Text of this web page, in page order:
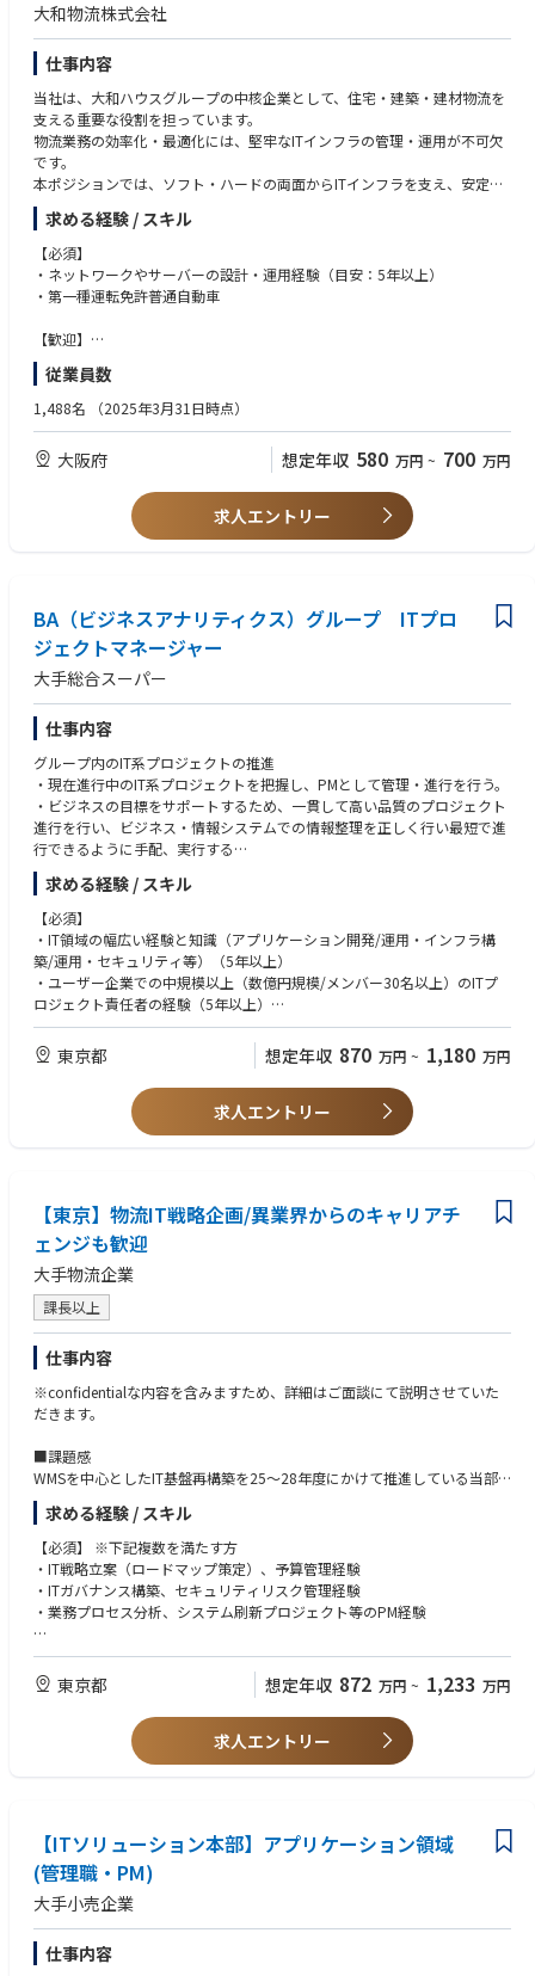
大和物流株式会社
仕事内容
当社は、大和ハウスグループの中核企業として、住宅・建築・建材物流を
支える重要な役割を担っています。
物流業務の効率化・最適化には、堅牢なITインフラの管理・運用が不可欠
です。
本ポジションでは、ソフト・ハードの両面からITインフラを支え、安定し
たシステム環境を提供 していただきます。
また、新たな社内システム導入時には、各部署のニーズを取りまとめ、要
件定義から導入・運用までをリード していただく重要な役割を担います。
【具体的に】
従業員がインターネットや社内システムを円滑に利用できる環境を整備
■社内ネットワークの設計・構築・運用・保守
■サーバーやクラウド環境の管理・最適化、業務システムの運用支援・改
善提案
■セキュリティ対策の検討・実施、IT機器・ソフトウェアの選定・導入・
管理
【インフラ環境】
キャリアプランも設計し、OJTも行いながらスキルアップ・定着支援!
【働き方/魅力】
月平均残業20h程度、21時ビル館内ロックダウン。
本町駅すぐそばに本社を構え、⾧期的に働ける環境です！
大和ハウスGで安定的に好調な業績を誇る優良企業です。
求める経験 / スキル
【必須】
・ネットワークやサーバーの設計・運用経験（目安：5年以上）
・第一種運転免許普通自動車
【歓迎】
・社内SE、インフラエンジニアとしての実務経験
・トラブル対応時に冷静に判断し、迅速に対処できる方
・基本情報技術者
従業員数
1,488名 （2025年3月31日時点）
大阪府 想定年収 580 万円 ~ 700 万円
求人エントリー
BA（ビジネスアナリティクス）グループ ITプロ
ジェクトマネージャー
大手総合スーパー
仕事内容
グループ内のIT系プロジェクトの推進
・現在進行中のIT系プロジェクトを把握し、PMとして管理・進行を行う。
・ビジネスの目標をサポートするため、一貫して高い品質のプロジェクト
進行を行い、ビジネス・情報システムでの情報整理を正しく行い最短で進
行できるように手配、実行する
グループ会社社とのPMI（Post Merger Integration）統合プロセス業務にお
ける担当プロジェクトの必要資料作成・進行・管理（予算管理含む）
・組織の優先事項に沿った形でトライアル社とのPMIのビジョンに基づき
戦略を策定し、ビジネスの目標をサポートし、関係者・グループ会社社員
並びにPMパートナーの賛同や委任を得て進行する
・PMI業務において立ち上がるPJの進行を所管する
・PMとして各プロジェクト（社内外）の進捗にアンバーサインが発生し
求める経験 / スキル
【必須】
・IT領域の幅広い経験と知識（アプリケーション開発/運用・インフラ構
築/運用・セキュリティ等）（5年以上）
・ユーザー企業での中規模以上（数億円規模/メンバー30名以上）のITプ
ロジェクト責任者の経験（5年以上）
・複数のプロジェクトを同時進行した経験
・多数のステークスホルダーと調整する能力
・環境の変化に迅速に対応できる柔軟性
・何が問題で、解決する方法をロジカルに見いだせるクリティカル/ロジ
カルシンキング能力
・自身の案を他者に説明して納得させるプレゼンテーション能力
【あれば尚可の経験】
・流通小売業界での社内SE経験
・グローバル企業での社内SE経験
・大規模プロジェクトでの責任者経験（目安：10億、1000人月以上）
・グループ企業をまたがるプロジェクト経験者
東京都 想定年収 870 万円 ~ 1,180 万円
求人エントリー
【東京】物流IT戦略企画/異業界からのキャリアチ
ェンジも歓迎
大手物流企業
課長以上
仕事内容
※confidentialな内容を含みますため、詳細はご面談にて説明させていた
だきます。
■課題感
WMSを中心としたIT基盤再構築を25～28年度にかけて推進している当部
署ですが、業務プロセスの効率化・業務品質の向上・ITガバナンスの強化
の目標においてはいずれも実行力が伴わず、進捗が芳しくない状況です。
また25~27年の中期経営計画やその先のIT戦略策定においても、全体最適
を鑑みた戦略が練り切れず、基幹システムの刷新や全社的なDX推進を大き
く進められる状態にはありません。
■業務内容
に合わせたIT戦略の立案、ボードメンバーとの折衝、既存プロジェクトの
進捗管理など、当社IT戦略を担うリーダーとして活躍いただきたいと思っ
物流業界経験をお持ちの方だと非常にありがたいですが、ITコンサルタン
トやSIerなどで活躍されプロジェクト推進の経験がある方もぜひともご応
求める経験 / スキル
【必須】 ※下記複数を満たす方
・IT戦略立案（ロードマップ策定）、予算管理経験
・ITガバナンス構築、セキュリティリスク管理経験
・業務プロセス分析、システム刷新プロジェクト等のPM経験
【歓迎】
・物流業界経験
仕事についての詳細
東京都 想定年収 872 万円 ~ 1,233 万円
求人エントリー
【ITソリューション本部】アプリケーション領域
(管理職・PM)
大手小売企業
仕事内容